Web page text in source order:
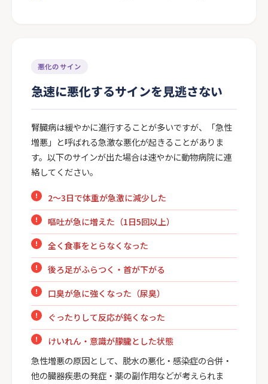
悪化のサイン
急速に悪化するサインを見逃さない
腎臓病は緩やかに進行することが多いですが、「急性
増悪」と呼ばれる急激な悪化が起きることがありま
す。以下のサインが出た場合は速やかに動物病院に連
絡してください。
2〜3日で体重が急激に減少した
嘔吐が急に増えた（1日5回以上）
全く食事をとらなくなった
後ろ足がふらつく・首が下がる
口臭が急に強くなった（尿臭）
ぐったりして反応が鈍くなった
けいれん・意識が朦朧とした状態
急性増悪の原因として、脱水の悪化・感染症の合併・
他の臓器疾患の発症・薬の副作用などが考えられま